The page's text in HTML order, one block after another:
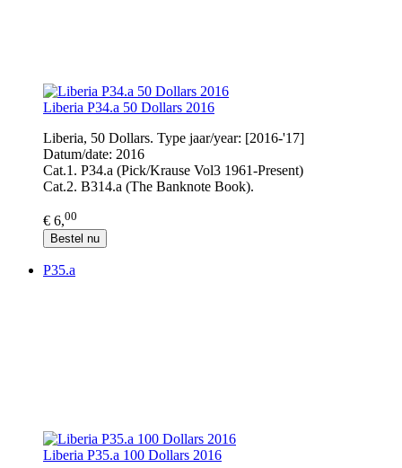
Liberia P34.a 50 Dollars 2016
Liberia, 50 Dollars. Type jaar/year: [2016-'17]
Datum/date: 2016
Cat.1. P34.a (Pick/Krause Vol3 1961-Present)
Cat.2. B314.a (The Banknote Book).
€ 6,00
Bestel nu
P35.a
Liberia P35.a 100 Dollars 2016